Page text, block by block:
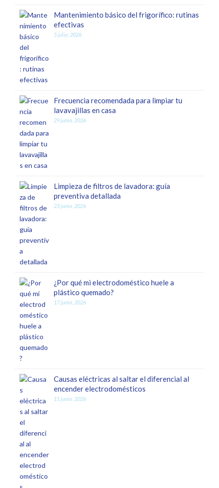
Mantenimiento básico del frigorífico: rutinas
efectivas
5 julio, 2026
Frecuencia recomendada para limpiar tu
lavavajillas en casa
29 junio, 2026
Limpieza de filtros de lavadora: guía
preventiva detallada
23 junio, 2026
¿Por qué mi electrodoméstico huele a
plástico quemado?
17 junio, 2026
Causas eléctricas al saltar el diferencial al
encender electrodomésticos
11 junio, 2026